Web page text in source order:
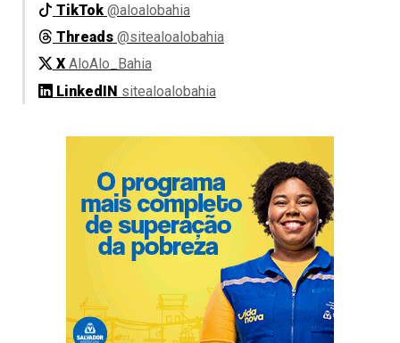
TikTok @aloalobahia
Threads @sitealoalobahia
X AloAlo_Bahia
LinkedIN sitealoalobahia